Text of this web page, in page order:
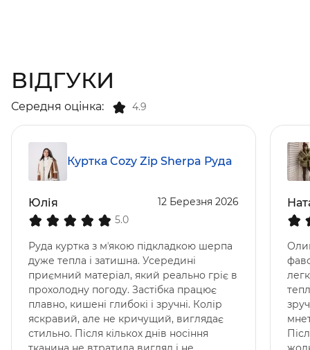
ВІДГУКИ
Середня оцінка: 4.9
Куртка Cozy Zip Sherpa Руда
Юлія
5.0
12 Березня 2026
Руда куртка з мʼякою підкладкою шерпа
дуже тепла і затишна. Усередині
приємний матеріал, який реально гріє в
прохолодну погоду. Застібка працює
плавно, кишені глибокі і зручні. Колір
яскравий, але не кричущий, виглядає
стильно. Після кількох днів носіння